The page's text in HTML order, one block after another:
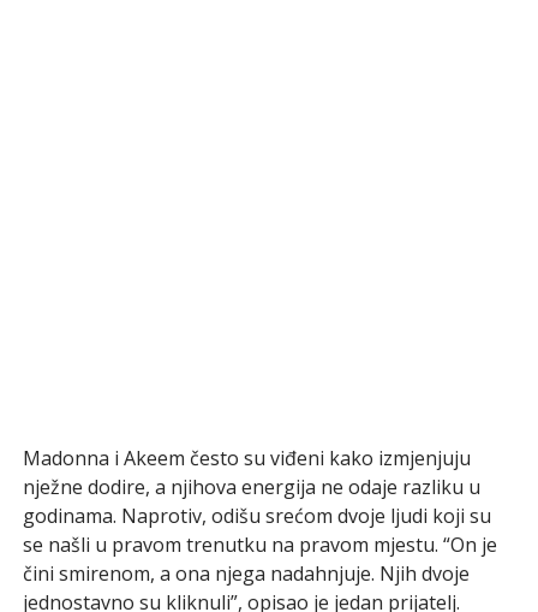
Madonna i Akeem često su viđeni kako izmjenjuju
nježne dodire, a njihova energija ne odaje razliku u
godinama. Naprotiv, odišu srećom dvoje ljudi koji su
se našli u pravom trenutku na pravom mjestu. “On je
čini smirenom, a ona njega nadahnjuje. Njih dvoje
jednostavno su kliknuli”, opisao je jedan prijatelj.